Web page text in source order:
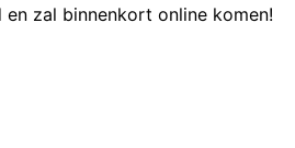
zal binnenkort online komen!